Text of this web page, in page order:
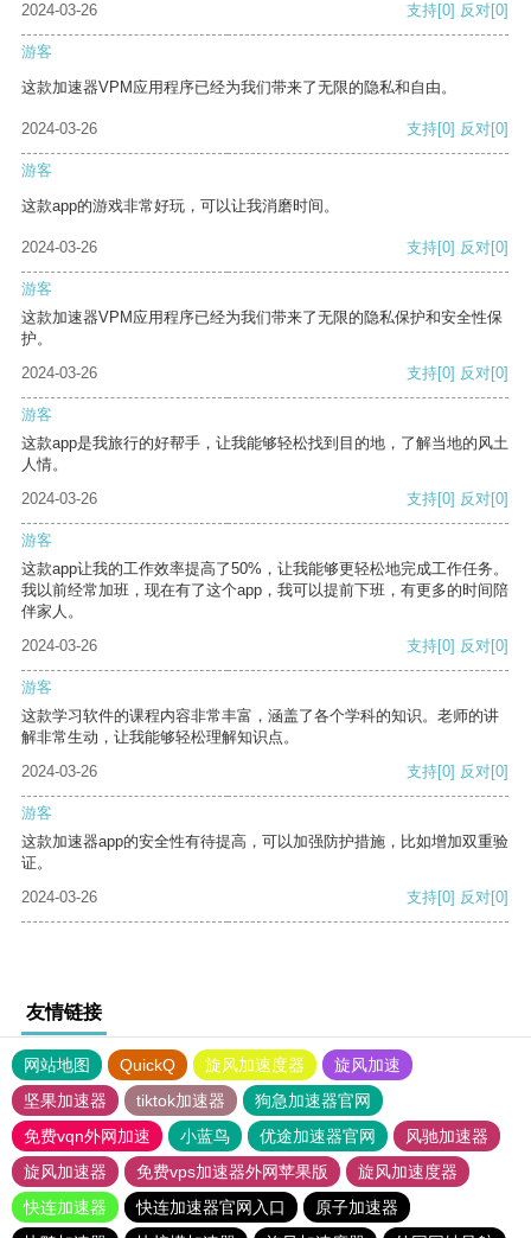
2024-03-26 支持[0] 反对[0]
游客
这款加速器VPM应用程序已经为我们带来了无限的隐私和自由。
2024-03-26 支持[0] 反对[0]
游客
这款app的游戏非常好玩，可以让我消磨时间。
2024-03-26 支持[0] 反对[0]
游客
这款加速器VPM应用程序已经为我们带来了无限的隐私保护和安全性保
护。
2024-03-26
支持[0] 反对[0]
游客
这款app是我旅行的好帮手，让我能够轻松找到目的地，了解当地的风土
人情。
2024-03-26
支持[0] 反对[0]
游客
这款app让我的工作效率提高了50%，让我能够更轻松地完成工作任务。
我以前经常加班，现在有了这个app，我可以提前下班，有更多的时间陪
伴家人。
2024-03-26
支持[0] 反对[0]
游客
这款学习软件的课程内容非常丰富，涵盖了各个学科的知识。老师的讲
解非常生动，让我能够轻松理解知识点。
2024-03-26
支持[0] 反对[0]
游客
这款加速器app的安全性有待提高，可以加强防护措施，比如增加双重验
证。
2024-03-26
支持[0] 反对[0]
友情链接
网站地图 QuickQ 旋风加速度器
旋风加速
坚果加速器
tiktok加速器
狗急加速器官网
免费vqn外网加速
小蓝鸟 优途加速器官网
风驰加速器
旋风加速器
免费vps加速器外网苹果版
旋风加速度器
快连加速器
快连加速器官网入口
原子加速器